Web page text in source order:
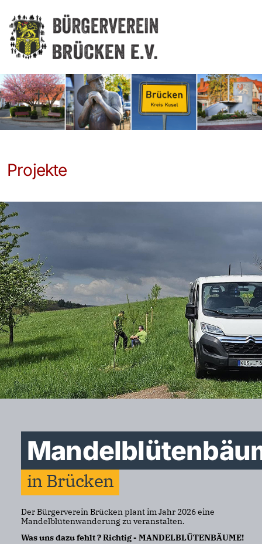
Projekte
in Brücken
Der Bürgerverein Brücken plant im Jahr 2026 eine
Mandelblütenwanderung zu veranstalten.
Was uns dazu fehlt ? Richtig - MANDELBLÜTENBÄUME!